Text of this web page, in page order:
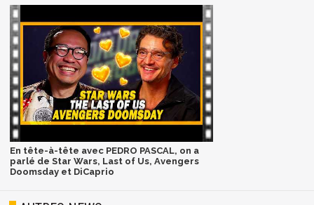
En tête-à-tête avec PEDRO PASCAL, on a
parlé de Star Wars, Last of Us, Avengers
Doomsday et DiCaprio